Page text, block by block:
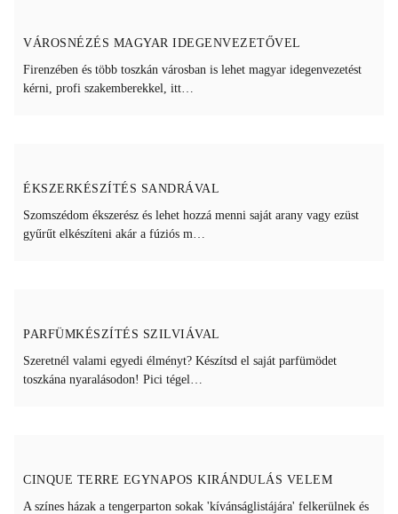
VÁROSNÉZÉS MAGYAR IDEGENVEZETŐVEL
Firenzében és több toszkán városban is lehet magyar idegenvezetést
kérni, profi szakemberekkel, itt…
ÉKSZERKÉSZÍTÉS SANDRÁVAL
Szomszédom ékszerész és lehet hozzá menni saját arany vagy ezüst
gyűrűt elkészíteni akár a fúziós m…
PARFÜMKÉSZÍTÉS SZILVIÁVAL
Szeretnél valami egyedi élményt? Készítsd el saját parfümödet
toszkána nyaralásodon! Pici tégel…
CINQUE TERRE EGYNAPOS KIRÁNDULÁS VELEM
A színes házak a tengerparton sokak 'kívánságlistájára' felkerülnek és